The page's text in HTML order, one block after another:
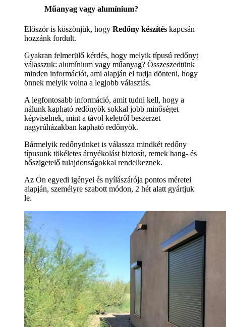
Műanyag vagy alumínium?
Először is köszönjük, hogy Redőny készítés kapcsán
hozzánk fordult.
Gyakran felmerülő kérdés, hogy melyik típusú redőnyt
válasszuk: alumínium vagy műanyag? Összeszedtünk
minden információt, ami alapján el tudja dönteni, hogy
önnek melyik volna a legjobb választás.
A legfontosabb információ, amit tudni kell, hogy a
nálunk kapható redőnyök sokkal jobb minőséget
képviselnek, mint a távol keletről beszerzet
nagyrúházakban kapható redőnyök.
Bármelyik redőnyünket is válassza mindkét redőny
típusunk tökéletes árnyékolást biztosít, remek hang- és
hőszigetelő tulajdonságokkal rendelkeznek.
Az Ön egyedi igényei és nyílászárója pontos méretei
alapján, személyre szabott módon, 2 hét alatt gyártjuk
le.